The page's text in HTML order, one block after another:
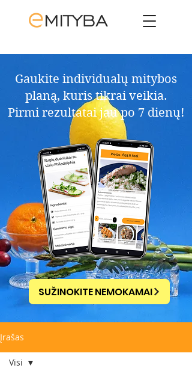
Gaukite individualų mitybos
planą, kuris tikrai veikia.​
Pirmi rezultatai jau po 7 dienų!
SUŽINOKITE NEMOKAMAI
Įrašas
Visi